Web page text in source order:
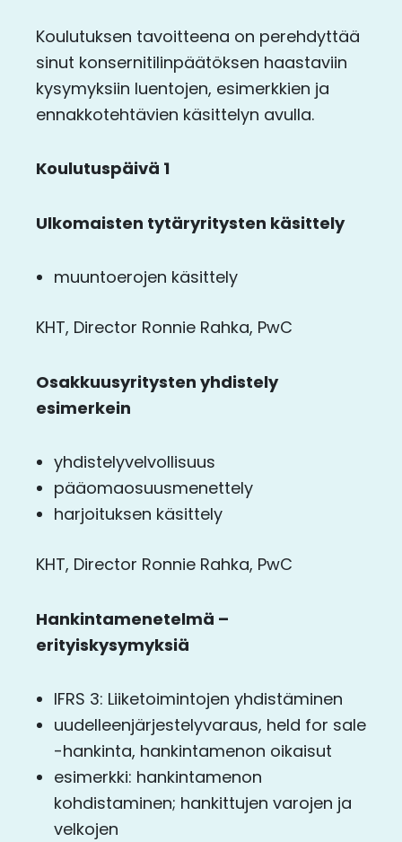
Koulutuksen tavoitteena on perehdyttää
sinut konsernitilinpäätöksen haastaviin
kysymyksiin luentojen, esimerkkien ja
ennakkotehtävien käsittelyn avulla.
Koulutuspäivä 1
Ulkomaisten tytäryritysten käsittely
muuntoerojen käsittely
KHT, Director Ronnie Rahka, PwC
Osakkuusyritysten yhdistely
esimerkein
yhdistelyvelvollisuus
pääomaosuusmenettely
harjoituksen käsittely
KHT, Director Ronnie Rahka, PwC
Hankintamenetelmä –
erityiskysymyksiä
IFRS 3: Liiketoimintojen yhdistäminen
uudelleenjärjestelyvaraus, held for sale
-hankinta, hankintamenon oikaisut
esimerkki: hankintamenon
kohdistaminen; hankittujen varojen ja
velkojen